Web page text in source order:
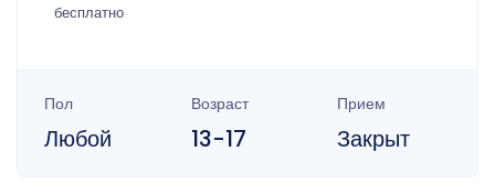
бесплатно
Пол
Любой
Возраст
13-17
Прием
Закрыт